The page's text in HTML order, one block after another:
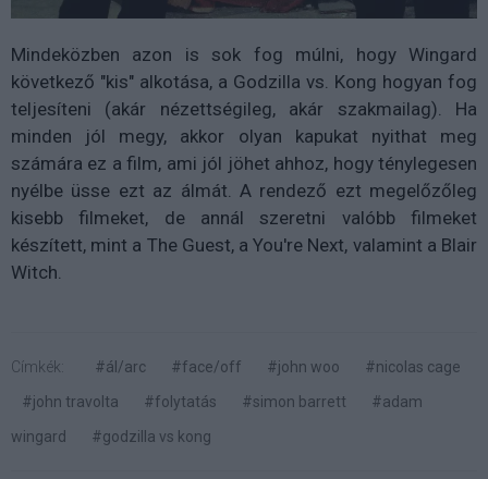
Mindeközben azon is sok fog múlni, hogy Wingard
következő "kis" alkotása, a Godzilla vs. Kong hogyan fog
teljesíteni (akár nézettségileg, akár szakmailag). Ha
minden jól megy, akkor olyan kapukat nyithat meg
számára ez a film, ami jól jöhet ahhoz, hogy ténylegesen
nyélbe üsse ezt az álmát. A rendező ezt megelőzőleg
kisebb filmeket, de annál szeretni valóbb filmeket
készített, mint a The Guest, a You're Next, valamint a Blair
Witch.
Címkék: #ál/arc #face/off #john woo
#nicolas cage
#john travolta
#folytatás #simon barrett
#adam
wingard
#godzilla vs kong